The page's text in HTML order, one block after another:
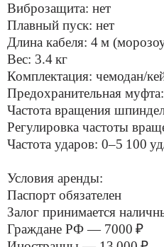
Виброзащита: нет
Плавный пуск: нет
Длина кабеля: 4 м
Вес: 3.4 кг
Комплектация: чемодан/
Предохранительная
Частота вращения
Регулировка частоты
Частота ударов: 0–5 100
Условия аренды:
Паспорт обязателен
Залог принимается
Граждане РФ — 7000 ₽